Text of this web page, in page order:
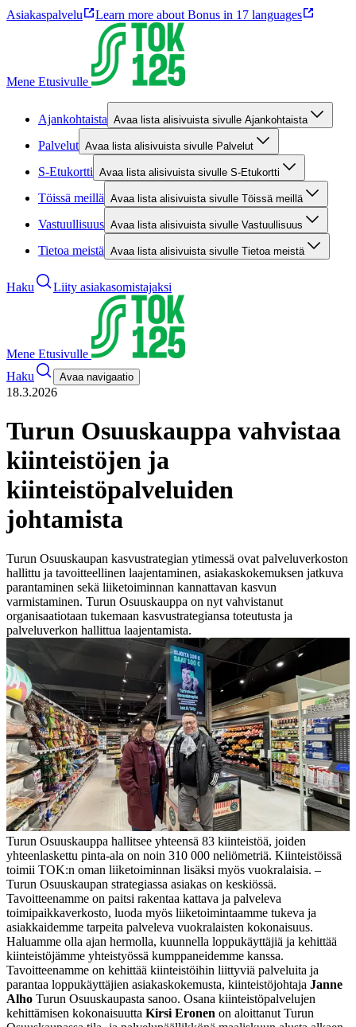
Asiakaspalvelu Learn more about Bonus in 17 languages
Mene Etusivulle
Ajankohtaista Avaa lista alisivuista sivulle Ajankohtaista
Palvelut Avaa lista alisivuista sivulle Palvelut
S-Etukortti Avaa lista alisivuista sivulle S-Etukortti
Töissä meillä Avaa lista alisivuista sivulle Töissä meillä
Vastuullisuus Avaa lista alisivuista sivulle Vastuullisuus
Tietoa meistä Avaa lista alisivuista sivulle Tietoa meistä
Haku Liity asiakasomistajaksi
Mene Etusivulle
Haku
Avaa navigaatio
18.3.2026
Turun Osuuskauppa vahvistaa
kiinteistöjen ja
kiinteistöpalveluiden
johtamista
Turun Osuuskaupan kasvustrategian ytimessä ovat palveluverkoston
hallittu ja tavoitteellinen laajentaminen, asiakaskokemuksen jatkuva
parantaminen sekä liiketoiminnan kannattavan kasvun
varmistaminen. Turun Osuuskauppa on nyt vahvistanut
organisaatiotaan tukemaan kasvustrategiansa toteutusta ja
palveluverkon hallittua laajentamista.
Turun Osuuskauppa hallitsee yhteensä 83 kiinteistöä, joiden
yhteenlaskettu pinta-ala on noin 310 000 neliömetriä. Kiinteistöissä
toimii TOK:n oman liiketoiminnan lisäksi myös vuokralaisia. –
Turun Osuuskaupan strategiassa asiakas on keskiössä.
Tavoitteenamme on paitsi rakentaa kattava ja palveleva
toimipaikkaverkosto, luoda myös liiketoimintaamme tukeva ja
asiakkaidemme tarpeita palveleva vuokralaisten kokonaisuus.
Haluamme olla ajan hermolla, kuunnella loppukäyttäjiä ja kehittää
kiinteistöjämme yhteistyössä kumppaneidemme kanssa.
Tavoitteenamme on kehittää kiinteistöihin liittyviä palveluita ja
parantaa loppukäyttäjien asiakaskokemusta, kiinteistöjohtaja Janne
Alho Turun Osuuskaupasta sanoo. Osana kiinteistöpalvelujen
kehittämisen kokonaisuutta Kirsi Eronen on aloittanut Turun